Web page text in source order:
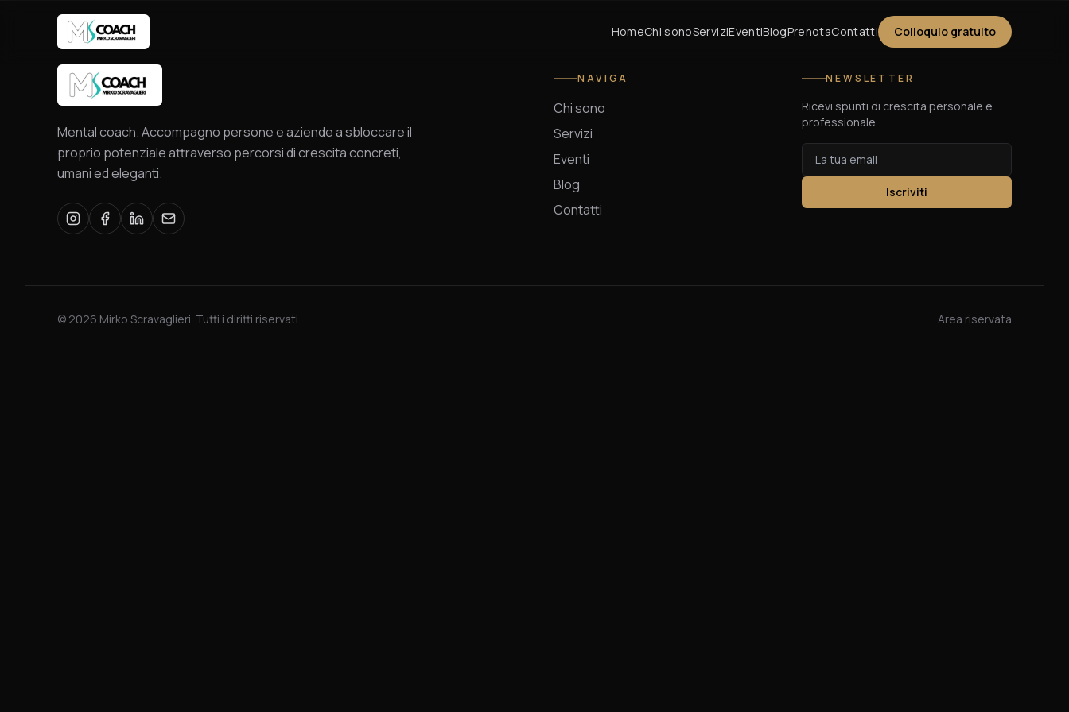
HomeChi sonoServiziEventiBlogPrenotaContatti Colloquio gratuito
Mental coach. Accompagno persone e aziende a sbloccare il
proprio potenziale attraverso percorsi di crescita concreti,
umani ed eleganti.
NAVIGA
Chi sono
Servizi
Eventi
Blog
Contatti
NEWSLETTER
Ricevi spunti di crescita personale e
professionale.
Iscriviti
© 2026 Mirko Scravaglieri. Tutti i diritti riservati. Area riservata